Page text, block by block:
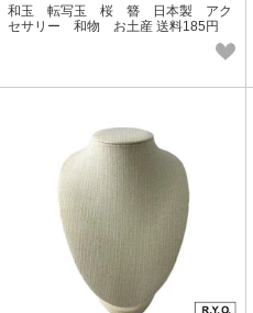
和玉 転写玉 桜 簪 日本製 アク
セサリー 和物 お土産 送料185円